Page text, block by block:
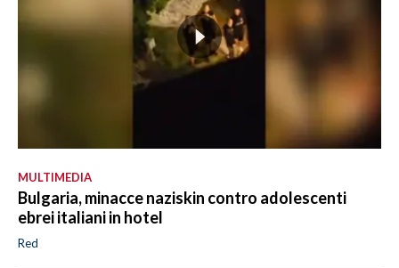
MULTIMEDIA
Bulgaria, minacce naziskin contro adolescenti
ebrei italiani in hotel
Red